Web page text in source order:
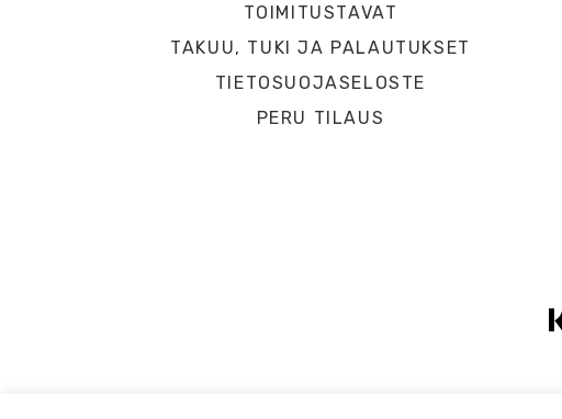
TOIMITUSTAVAT
TAKUU, TUKI JA PALAUTUKSET
TIETOSUOJASELOSTE
PERU TILAUS